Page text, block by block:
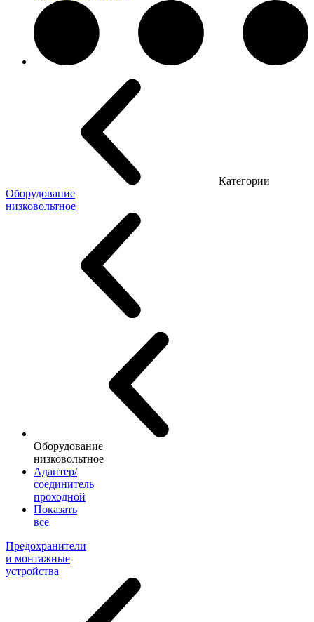
Категории
Оборудование
низковольтное
Оборудование
низковольтное
Адаптер/
соединитель
проходной
Показать
все
Предохранители
и монтажные
устройства